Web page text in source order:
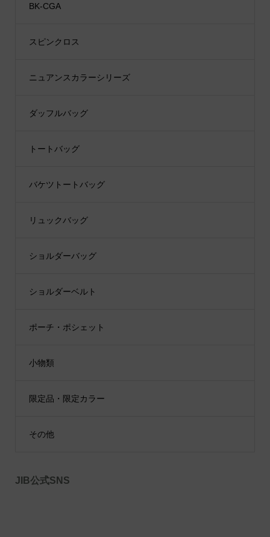
BK-CGA
スピンクロス
ニュアンスカラーシリーズ
ダッフルバッグ
トートバッグ
バケツトートバッグ
リュックバッグ
ショルダーバッグ
ショルダーベルト
ポーチ・ポシェット
小物類
限定品・限定カラー
その他
JIB公式SNS